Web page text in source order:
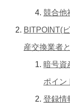
競合他
BITPOINT(
産交換業者
暗号資
ポイン
登録情